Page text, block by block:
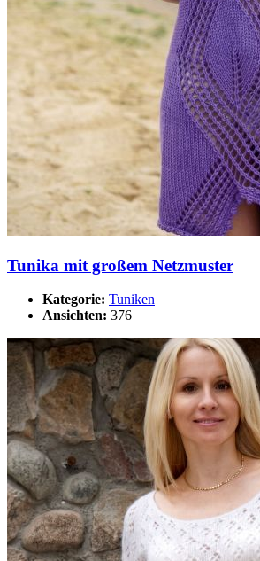
Tunika mit großem Netzmuster
Kategorie: Tuniken
Ansichten: 376